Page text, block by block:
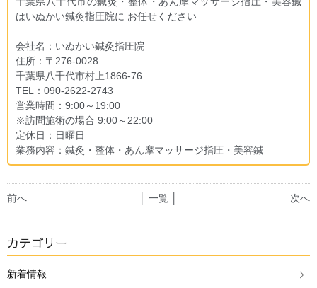
はいぬかい鍼灸指圧院に お任せください
会社名：いぬかい鍼灸指圧院
住所：〒276-0028
千葉県八千代市村上1866-76
TEL：090-2622-2743
営業時間：9:00～19:00
※訪問施術の場合 9:00～22:00
定休日：日曜日
業務内容：鍼灸・整体・あん摩マッサージ指圧・美容鍼
前へ 次へ
│ 一覧 │
カテゴリー
新着情報